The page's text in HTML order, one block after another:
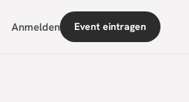
Anmelden Event eintragen